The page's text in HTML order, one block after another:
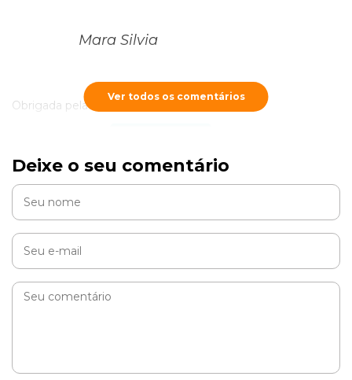
Mara Silvia
Obrigada pelas informações. Agradecida.
Ver todos os comentários
Deixe o seu comentário